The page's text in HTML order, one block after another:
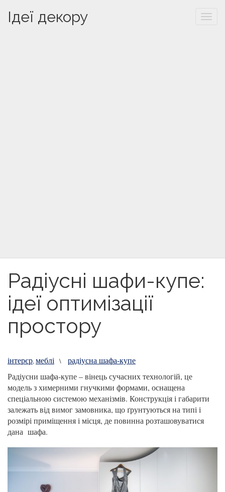
Ідеї декору
Радіусні шафи-купе:
ідеї оптимізації
простору
інтерєр,меблі \
радіусна шафа-купе
Радіусни шафа-купе – вінець сучасних технологій, це
модель з химерними гнучкими формами, оснащена
спеціальною системою механізмів. Конструкція і габарити
залежать від вимог замовника, що ґрунтуються на типі і
розмірі приміщення і місця, де повинна розташовуватися
дана шафа.